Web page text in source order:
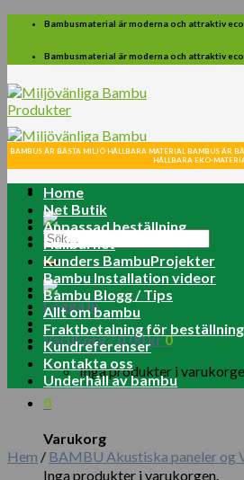
Skip
content
Bambusmaterial är moderna och attraktiv
Bambusmaterial är moderna och attraktiv
Sök
efter:
Logga in
Varukorg /0.00kr0
Inga produkter i
0
Varukorg
Inga produkter i varukorgen.
BAMBUS ÄR BÄSTA MILJÖ HÅLLBARA MATERIAL BAMBUS ÄR
HÅLLBARA EKO-
Home
Net Butik
Anpassad beställning
Hållbarhet
Kunders BambuProjekter
Bambu Installation videor
Bambu Blogg / Tips
Allt om bambu
Fraktbetalning för beställning
Kundreferenser
Kontakta oss
Underhåll av bambu
Hem / BAMBU Akustiska paneler og